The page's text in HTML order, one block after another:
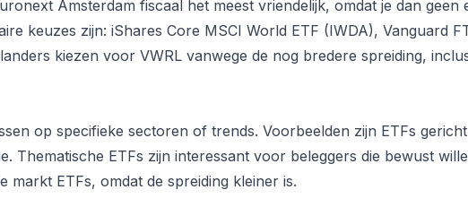
Amsterdam fiscaal het meest vriendelijk, omdat je dan geen
keuzes zijn: iShares Core MSCI World ETF (IWDA), Vanguard
kiezen voor VWRL vanwege de nog bredere spreiding,
op specifieke sectoren of trends. Voorbeelden zijn ETFs
Thematische ETFs zijn interessant voor beleggers die bewust
ETFs, omdat de spreiding kleiner is.